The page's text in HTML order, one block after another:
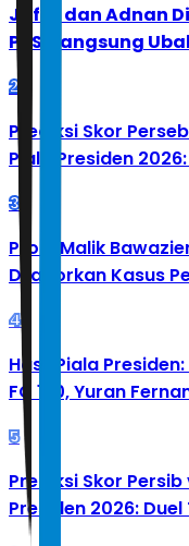
Jafar dan Adnan
PBSI Langsung
2
Prediksi Skor
Piala Presiden
3
Profil Malik
Dilaporkan Kasus
4
Hasil Piala
FC 1-0, Yuran
5
Prediksi Skor
Presiden 2026: